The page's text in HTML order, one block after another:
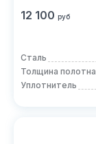
12 100 руб
Сталь
Толщина полотна
Уплотнитель